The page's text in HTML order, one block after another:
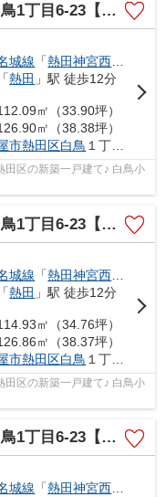
料無料】新築一戸建て 1号棟
城線 「熱田神宮西
「熱田 」駅 徒歩12分
㎡（33.90坪）
㎡（38.38坪）
市熱田区白鳥 １丁目6-23
の新築一戸建て♪ 白鳥小
料無料】新築一戸建て 2号棟
城線 「熱田神宮西
「熱田 」駅 徒歩12分
㎡（34.76坪）
㎡（38.37坪）
市熱田区白鳥 １丁目6-23
の新築一戸建て♪ 白鳥小
料無料】新築一戸建て 3号棟
城線 「熱田神宮西」駅 徒